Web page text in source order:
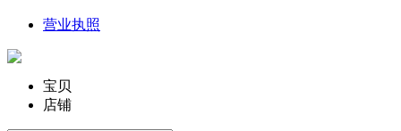
营业执照
宝贝
店铺